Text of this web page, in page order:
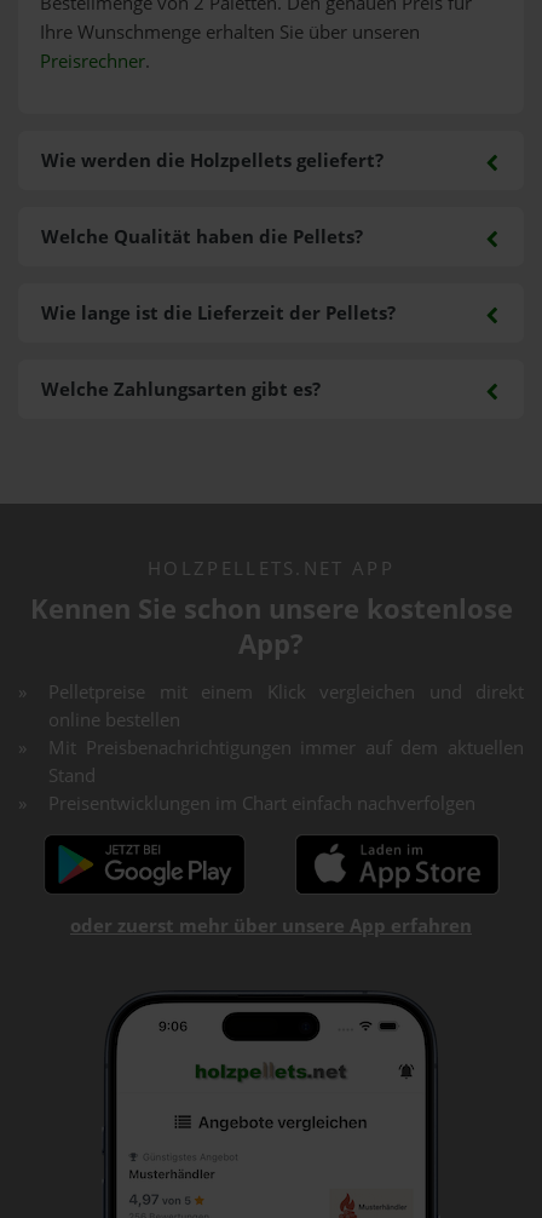
Ihre Wunschmenge erhalten Sie über unseren
Preisrechner.
Wie werden die Holzpellets geliefert?
Welche Zahlungsarten gibt es?
Welche Qualität haben die Pellets?
Wie lange ist die Lieferzeit der Pellets?
HOLZPELLETS.NET APP
Kennen Sie schon unsere kostenlose
App?
Pelletpreise mit einem Klick vergleichen und direkt
online bestellen
Mit Preisbenachrichtigungen immer auf dem aktuellen
Stand
Preisentwicklungen im Chart einfach nachverfolgen
oder zuerst mehr über unsere App erfahren